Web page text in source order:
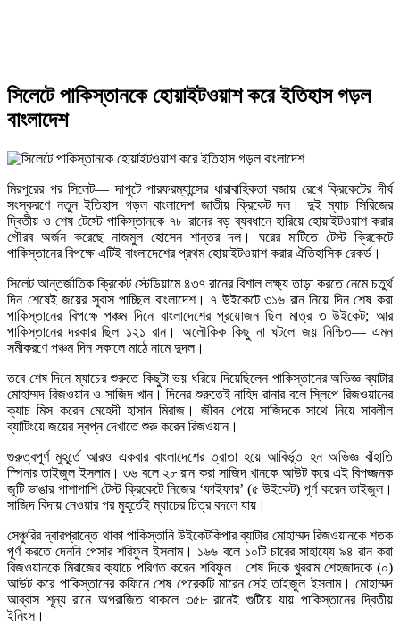
সিলেটে পাকিস্তানকে হোয়াইটওয়াশ করে ইতিহাস গড়ল
বাংলাদেশ
মিরপুরের পর সিলেট— দাপুটে পারফরম্যান্সের ধারাবাহিকতা বজায় রেখে ক্রিকেটের দীর্ঘ
সংস্করণে নতুন ইতিহাস গড়ল বাংলাদেশ জাতীয় ক্রিকেট দল। দুই ম্যাচ সিরিজের
দ্বিতীয় ও শেষ টেস্টে পাকিস্তানকে ৭৮ রানের বড় ব্যবধানে হারিয়ে হোয়াইটওয়াশ করার
গৌরব অর্জন করেছে নাজমুল হোসেন শান্তর দল। ঘরের মাটিতে টেস্ট ক্রিকেটে
পাকিস্তানের বিপক্ষে এটিই বাংলাদেশের প্রথম হোয়াইটওয়াশ করার ঐতিহাসিক রেকর্ড।
সিলেট আন্তর্জাতিক ক্রিকেট স্টেডিয়ামে ৪৩৭ রানের বিশাল লক্ষ্য তাড়া করতে নেমে চতুর্থ
দিন শেষেই জয়ের সুবাস পাচ্ছিল বাংলাদেশ। ৭ উইকেটে ৩১৬ রান নিয়ে দিন শেষ করা
পাকিস্তানের বিপক্ষে পঞ্চম দিনে বাংলাদেশের প্রয়োজন ছিল মাত্র ৩ উইকেট; আর
পাকিস্তানের দরকার ছিল ১২১ রান। অলৌকিক কিছু না ঘটলে জয় নিশ্চিত— এমন
সমীকরণে পঞ্চম দিন সকালে মাঠে নামে দুদল।
তবে শেষ দিনে ম্যাচের শুরুতে কিছুটা ভয় ধরিয়ে দিয়েছিলেন পাকিস্তানের অভিজ্ঞ ব্যাটার
মোহাম্মদ রিজওয়ান ও সাজিদ খান। দিনের শুরুতেই নাহিদ রানার বলে স্লিপে রিজওয়ানের
ক্যাচ মিস করেন মেহেদী হাসান মিরাজ। জীবন পেয়ে সাজিদকে সাথে নিয়ে সাবলীল
ব্যাটিংয়ে জয়ের স্বপ্ন দেখাতে শুরু করেন রিজওয়ান।
গুরুত্বপূর্ণ মুহূর্তে আরও একবার বাংলাদেশের ত্রাতা হয়ে আবির্ভূত হন অভিজ্ঞ বাঁহাতি
স্পিনার তাইজুল ইসলাম। ৩৬ বলে ২৮ রান করা সাজিদ খানকে আউট করে এই বিপজ্জনক
জুটি ভাঙার পাশাপাশি টেস্ট ক্রিকেটে নিজের ‘ফাইফার’ (৫ উইকেট) পূর্ণ করেন তাইজুল।
সাজিদ বিদায় নেওয়ার পর মুহূর্তেই ম্যাচের চিত্র বদলে যায়।
সেঞ্চুরির দ্বারপ্রান্তে থাকা পাকিস্তানি উইকেটকিপার ব্যাটার মোহাম্মদ রিজওয়ানকে শতক
পূর্ণ করতে দেননি পেসার শরিফুল ইসলাম। ১৬৬ বলে ১০টি চারের সাহায্যে ৯৪ রান করা
রিজওয়ানকে মিরাজের ক্যাচে পরিণত করেন শরিফুল। শেষ দিকে খুররাম শেহজাদকে (০)
আউট করে পাকিস্তানের কফিনে শেষ পেরেকটি মারেন সেই তাইজুল ইসলাম। মোহাম্মদ
আব্বাস শূন্য রানে অপরাজিত থাকলে ৩৫৮ রানেই গুটিয়ে যায় পাকিস্তানের দ্বিতীয়
ইনিংস।